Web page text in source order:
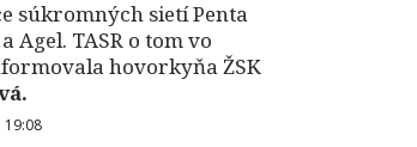
súkromných sietí Penta
Agel. TASR o tom vo
hovorkyňa ŽSK
19:08